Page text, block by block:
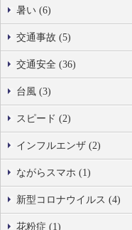
暑い (6)
交通事故 (5)
交通安全 (36)
台風 (3)
スピード (2)
インフルエンザ (2)
ながらスマホ (1)
新型コロナウイルス (4)
花粉症 (1)